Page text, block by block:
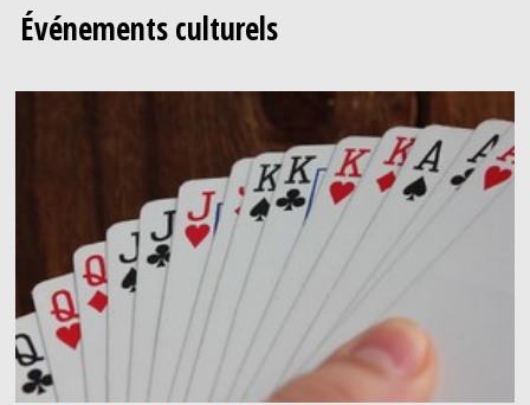
Événements culturels